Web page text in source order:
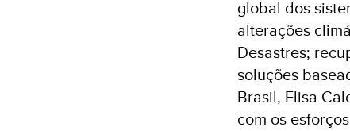
global dos
alterações
Desastres;
soluções
Brasil, Elisa
com os